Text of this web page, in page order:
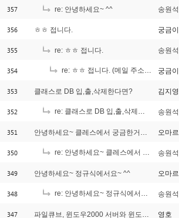
357 re: 안녕하세요~ ^^ 송원석
356 ㅎㅎ 접니다. 궁금이
355 re: ㅎㅎ 접니다. 송원석
354 re: ㅎㅎ 접니다. (메일 주소 입니다) [1]
궁금이
353 클래스로 DB 입,출,삭제한다면? 김지영
352 re: 클래스로 DB 입,출,삭제한다면? [1]
송원석
351 안녕하세요~ 클레스에서 궁금한거요 ^^ 오마르
350 re: 안녕하세요~ 클레스에서 궁금한거요 ^^ 송원석
349 안녕하세요~ 정규식에서요~ ^^ 오마르
348 re: 안녕하세요~ 정규식에서요~ ^^ [1]
송원석
347 파일큐브, 윈도우2000 서버와 윈도우XP에서의 차이점은? 영호